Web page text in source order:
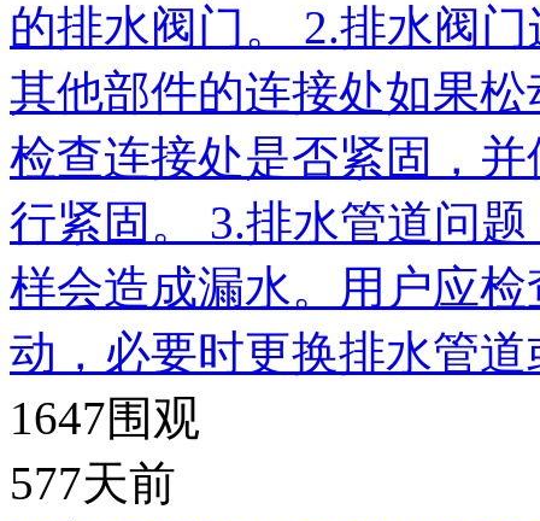
的排水阀门。 2.排水阀
其他部件的连接处如果
检查连接处是否紧固，
行紧固。 3.排水管道问
样会造成漏水。用户应
动，必要时更换排水管
1647围观
577天前